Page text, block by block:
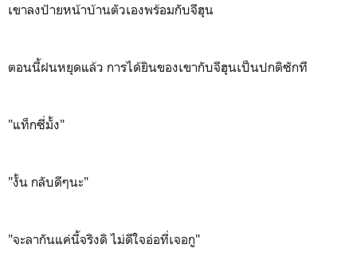
เขาลงป้ายหน้าบ้านตัวเองพร้อมกับจีฮุน
ตอนนี้ฝนหยุดแล้ว การได้ยินของเขากับจีฮุนเป็นปกติซักที
"แท็กซี่มั้ง"
"งั้น กลับดีๆนะ"
"จะลากันแค่นี้จริงดิ ไม่ดีใจอ่อที่เจอกู"